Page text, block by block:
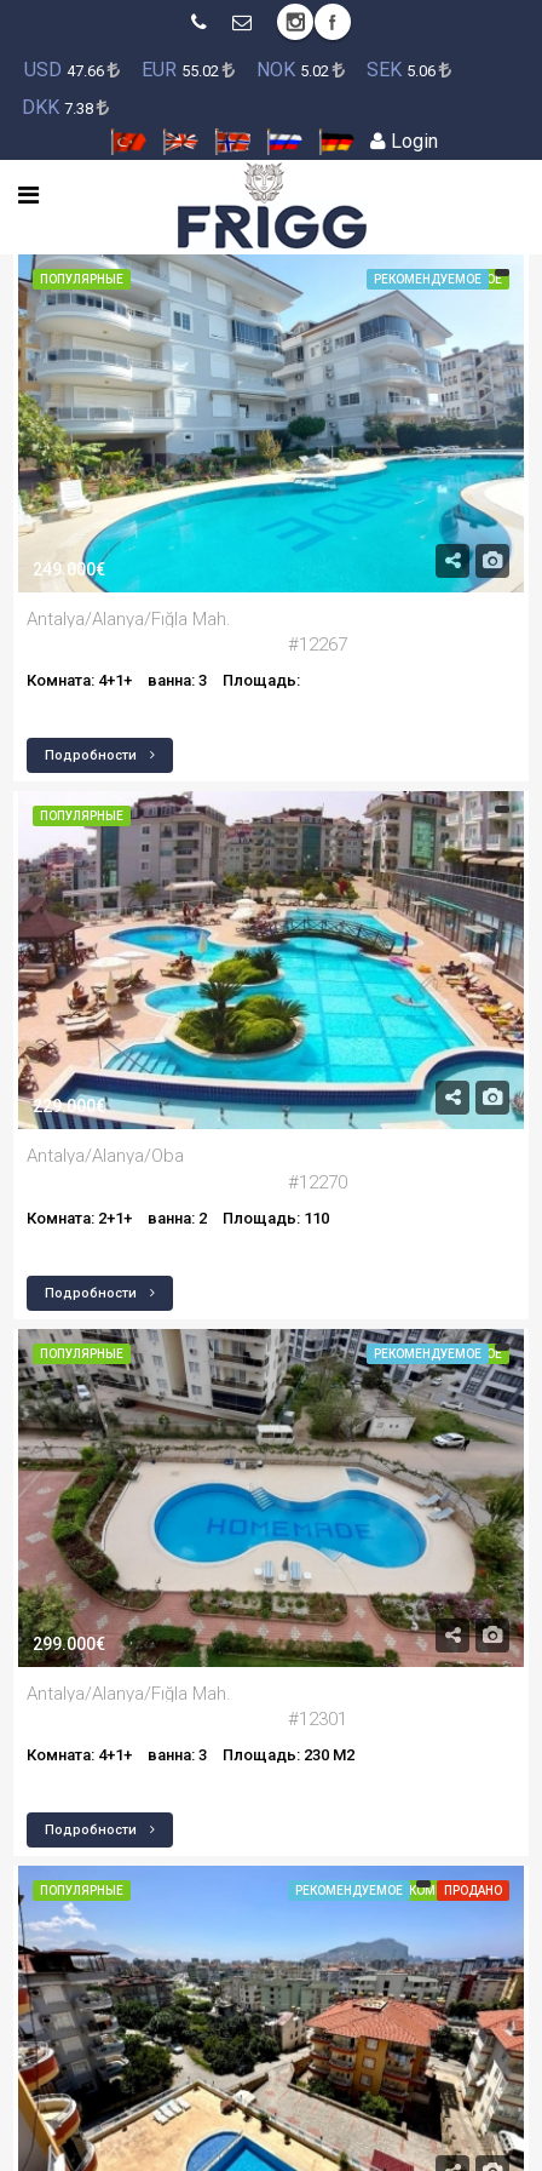
USD 47.66 EUR 55.02 NOK 5.02 SEK 5.06
DKK 7.38
Login
ПОПУЛЯРНЫЕ РЕКОМЕНДУЕМОЕ
РЕКОМЕНДУЕМОЕ
249.000€
Antalya/Alanya/Fığla Mah.
#12267
Комната: 4+1+ ванна: 3 Площадь:
Подробности
ПОПУЛЯРНЫЕ
229.000€
Antalya/Alanya/Oba
#12270
Комната: 2+1+ ванна: 2 Площадь: 110
Подробности
ПОПУЛЯРНЫЕ РЕКОМЕНДУЕМОЕ
РЕКОМЕНДУЕМОЕ
299.000€
Antalya/Alanya/Fığla Mah.
#12301
Комната: 4+1+ ванна: 3 Площадь: 230 M2
Подробности
ПОПУЛЯРНЫЕ РЕКОМЕНДУЕМОЕ
РЕКОМЕНДУЕМОЕ ПРОДАНО